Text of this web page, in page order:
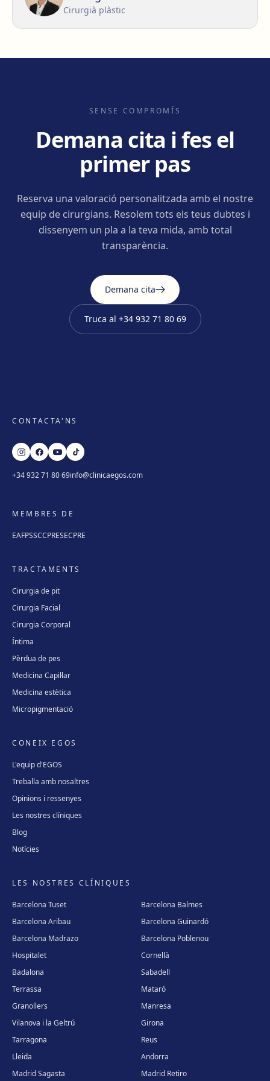
Cirurgià plàstic
SENSE COMPROMÍS
Demana cita i fes el
primer pas
Reserva una valoració personalitzada amb el nostre
equip de cirurgians. Resolem tots els teus dubtes i
dissenyem un pla a la teva mida, amb total
transparència.
Demana cita
Truca al +34 932 71 80 69
CONTACTA'NS
+34 932 71 80 69info@clinicaegos.com
MEMBRES DE
EAFPSSCCPRESECPRE
TRACTAMENTS
Cirurgia de pit
Cirurgia Facial
Cirurgia Corporal
Íntima
Pèrdua de pes
Medicina Capil·lar
Medicina estètica
Micropigmentació
CONEIX EGOS
L'equip d'EGOS
Treballa amb nosaltres
Opinions i ressenyes
Les nostres clíniques
Blog
Notícies
LES NOSTRES CLÍNIQUES
Barcelona Tuset
Barcelona Balmes
Barcelona Aribau
Barcelona Guinardó
Barcelona Madrazo
Barcelona Poblenou
Hospitalet
Cornellà
Badalona
Sabadell
Terrassa
Mataró
Granollers
Manresa
Vilanova i la Geltrú
Girona
Tarragona
Reus
Lleida
Andorra
Madrid Sagasta
Madrid Retiro